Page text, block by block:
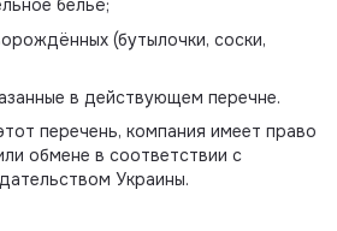
бельё;
(бутылочки, соски,
в действующем перечне.
перечень, компания имеет право
обмене в соответствии с
Украины.